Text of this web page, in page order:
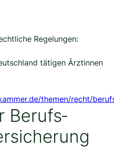
Regelungen:
tätigen Ärztinnen
themen/recht/
Berufs­